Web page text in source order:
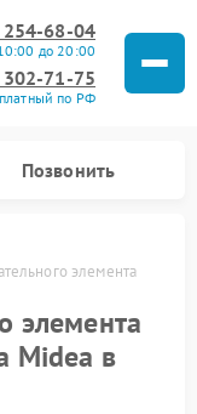
254-68-04
до 20:00
302-71-75
по РФ
Позвонить
элемента
элемента
Midea в